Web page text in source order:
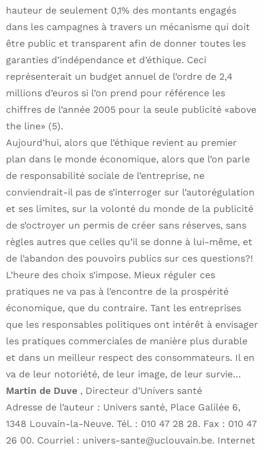
hauteur de seulement 0,1% des montants engagés
dans les campagnes à travers un mécanisme qui doit
être public et transparent afin de donner toutes les
garanties d’indépendance et d’éthique. Ceci
représenterait un budget annuel de l’ordre de 2,4
millions d’euros si l’on prend pour référence les
chiffres de l’année 2005 pour la seule publicité «above
the line» (5).
Aujourd’hui, alors que l’éthique revient au premier
plan dans le monde économique, alors que l’on parle
de responsabilité sociale de l’entreprise, ne
conviendrait-il pas de s’interroger sur l’autorégulation
et ses limites, sur la volonté du monde de la publicité
de s’octroyer un permis de créer sans réserves, sans
règles autres que celles qu’il se donne à lui-même, et
de l’abandon des pouvoirs publics sur ces questions?!
L’heure des choix s’impose. Mieux réguler ces
pratiques ne va pas à l’encontre de la prospérité
économique, que du contraire. Tant les entreprises
que les responsables politiques ont intérêt à envisager
les pratiques commerciales de manière plus durable
et dans un meilleur respect des consommateurs. Il en
va de leur notoriété, de leur image, de leur survie…
Martin de Duve , Directeur d’Univers santé
Adresse de l’auteur : Univers santé, Place Galilée 6,
1348 Louvain-la-Neuve. Tél. : 010 47 28 28. Fax : 010 47
26 00. Courriel : univers-sante@uclouvain.be. Internet